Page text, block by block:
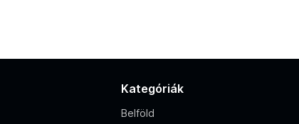
Kategóriák
Belföld